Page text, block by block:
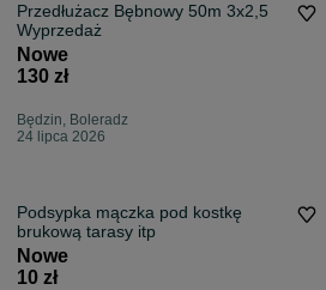
Przedłużacz Bębnowy 50m 3x2,5
Wyprzedaż
Nowe
130 zł
Będzin, Boleradz
24 lipca 2026
Podsypka mączka pod kostkę
brukową tarasy itp
Nowe
10 zł